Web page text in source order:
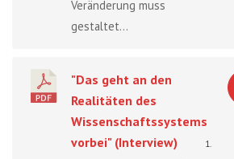
Veränderung muss
gestaltet...
"Das geht an den
Realitäten des
Wissenschaftssystems
vorbei" (Interview)
1.